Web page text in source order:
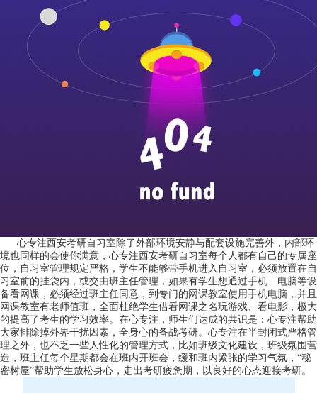
心专注西安考研自习室除了外部环境安静与配套设施完善外，内部环
境也同样的会使你满意，心专注西安考研自习室每个人都有自己的专属座
位，自习室管理规定严格，学生不能够带手机进入自习室，必须放置在自
习室前的挂袋内，或交由班主任管理，如果有学生想通过手机、电脑等设
备看网课，必须经过班主任同意，到专门的网课教室使用手机电脑，并且
网课教室有老师值班，全面杜绝学生借看网课之名玩游戏、看电影，极大
的提高了考生的学习效率。在心专注，师生们达成的共识是：心专注帮助
大家排除掉外界干扰因素，全身心的备战考研。心专注在半封闭式严格管
理之外，也不乏一些人性化的管理方式，比如班级文化建设，班级氛围营
造，班主任每个星期都会在班内开班会，缓和班内紧张的学习气氛，“秘
密树屋”帮助学生放松身心，走出考研疲惫期，以良好的心态迎接考研。